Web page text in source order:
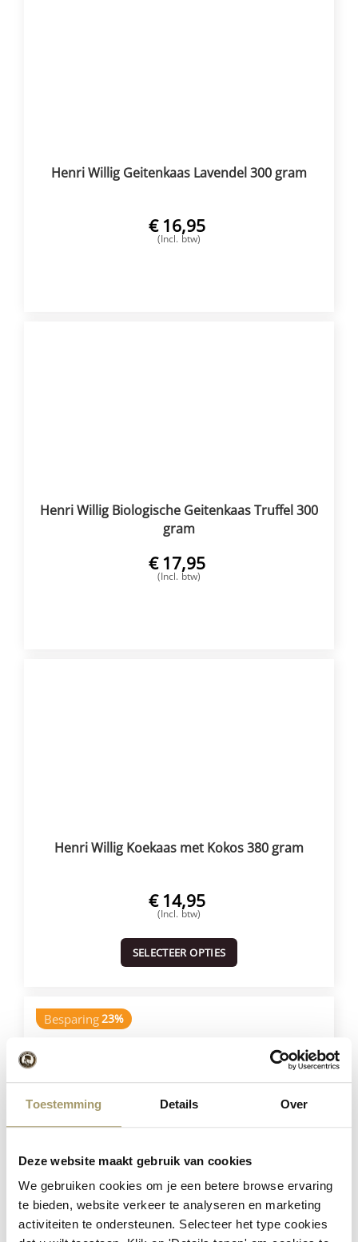
Toestemming Details Over
Deze website maakt gebruik van cookies
We gebruiken cookies om je een betere browse ervaring
te bieden, website verkeer te analyseren en marketing
activiteiten te ondersteunen. Selecteer het type cookies
Henri Willig Geitenkaas Lavendel 300 gram
€ 16,95
(Incl. btw)
Henri Willig Biologische Geitenkaas Truffel 300
gram
€ 17,95
(Incl. btw)
Henri Willig Koekaas met Kokos 380 gram
€ 14,95
(Incl. btw)
SELECTEER OPTIES
Besparing23%
Henri Willig Selectie van 12 Kazen